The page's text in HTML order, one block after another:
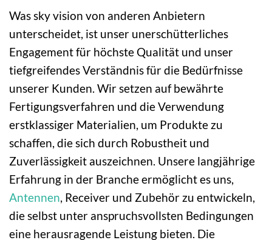
Was sky vision von anderen Anbietern
unterscheidet, ist unser unerschütterliches
Engagement für höchste Qualität und unser
tiefgreifendes Verständnis für die Bedürfnisse
unserer Kunden. Wir setzen auf bewährte
Fertigungsverfahren und die Verwendung
erstklassiger Materialien, um Produkte zu
schaffen, die sich durch Robustheit und
Zuverlässigkeit auszeichnen. Unsere langjährige
Erfahrung in der Branche ermöglicht es uns,
Antennen, Receiver und Zubehör zu entwickeln,
die selbst unter anspruchsvollsten Bedingungen
eine herausragende Leistung bieten. Die